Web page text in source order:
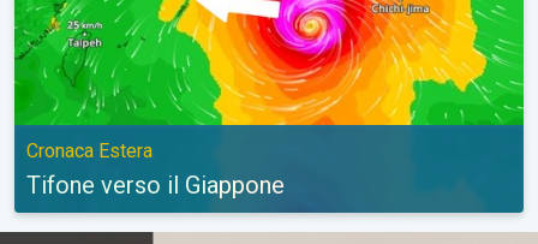
Cronaca Estera
Tifone verso il Giappone